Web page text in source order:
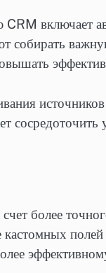
включает
собирать
сосредоточить
более